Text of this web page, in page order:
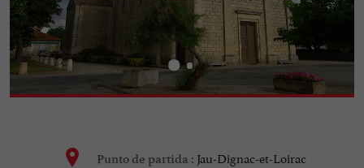
Punto de partida : Jau-Dignac-et-Loirac